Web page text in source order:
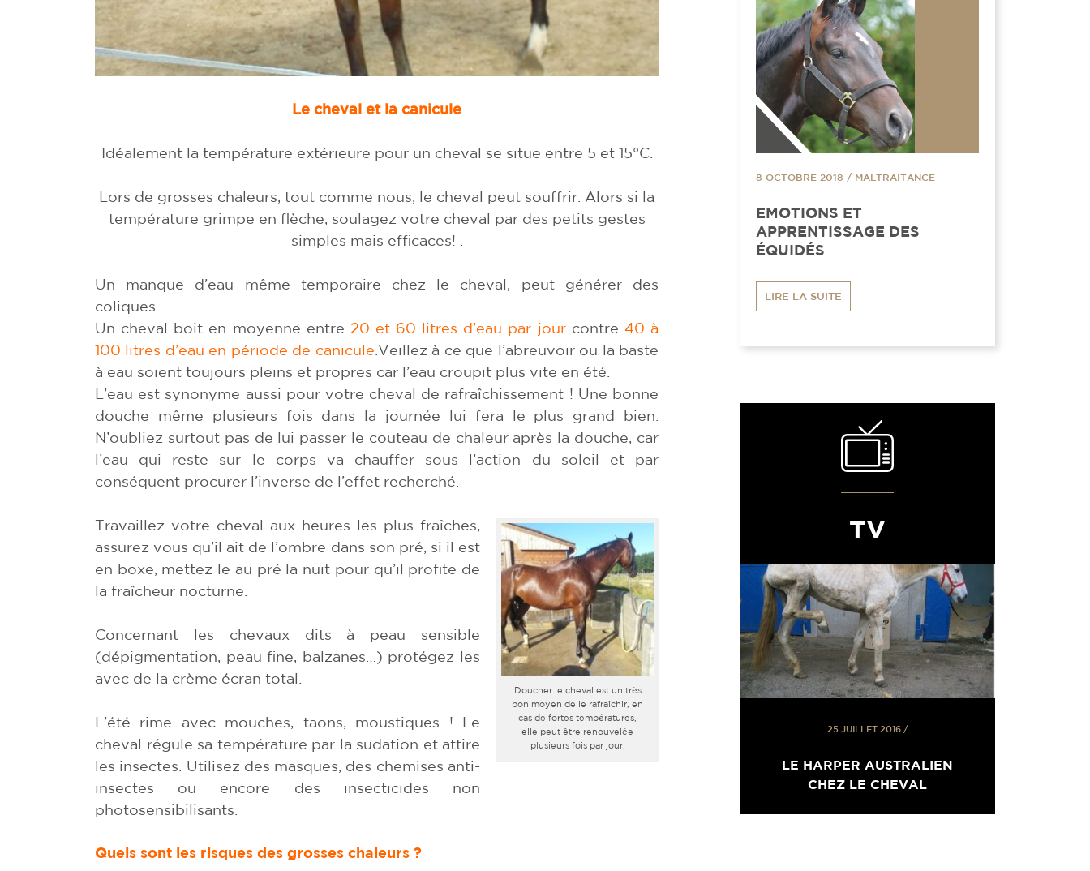
Le cheval et la canicule
Idéalement la température extérieure pour un cheval se situe entre 5 et 15°C.
Lors de grosses chaleurs, tout comme nous, le cheval peut souffrir. Alors si la
température grimpe en flèche, soulagez votre cheval par des petits gestes
simples mais efficaces! .
Un manque d’eau même temporaire chez le cheval, peut générer des
coliques.
Un cheval boit en moyenne entre 20 et 60 litres d’eau par jour contre 40 à
100 litres d’eau en période de canicule .Veillez à ce que l’abreuvoir ou la baste
à eau soient toujours pleins et propres car l’eau croupit plus vite en été.
L’eau est synonyme aussi pour votre cheval de rafraîchissement ! Une bonne
douche même plusieurs fois dans la journée lui fera le plus grand bien.
N’oubliez surtout pas de lui passer le couteau de chaleur après la douche, car
l’eau qui reste sur le corps va chauffer sous l’action du soleil et par
conséquent procurer l’inverse de l’effet recherché.
Doucher le cheval est un très
bon moyen de le rafraîchir, en
cas de fortes températures,
elle peut être renouvelée
plusieurs fois par jour.
Travaillez votre cheval aux heures les plus fraîches,
assurez vous qu’il ait de l’ombre dans son pré, si il est
en boxe, mettez le au pré la nuit pour qu’il profite de
la fraîcheur nocturne.
Concernant les chevaux dits à peau sensible
(dépigmentation, peau fine, balzanes…) protégez les
avec de la crème écran total.
L’été rime avec mouches, taons, moustiques ! Le
cheval régule sa température par la sudation et attire
les insectes. Utilisez des masques, des chemises anti-
insectes ou encore des insecticides non
photosensibilisants.
Quels sont les risques des grosses chaleurs ?
8 OCTOBRE 2018 / MALTRAITANCE
EMOTIONS ET
APPRENTISSAGE DES
ÉQUIDÉS
LIRE LA SUITE
TV
25 JUILLET 2016/
LE HARPER AUSTRALIEN
CHEZ LE CHEVAL